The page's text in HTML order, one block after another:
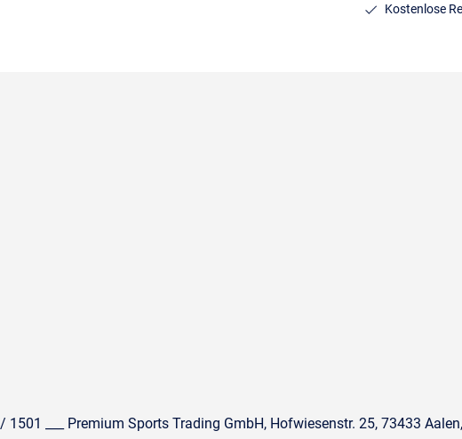
Kostenlose
1501 ___ Premium Sports Trading GmbH, Hofwiesenstr. 25, 73433